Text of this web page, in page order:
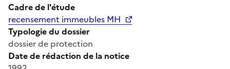
Cadre de l'étude
recensement immeubles MH
Typologie du dossier
dossier de protection
Date de rédaction de la notice